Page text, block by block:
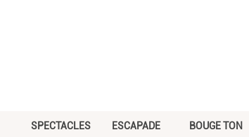
SPECTACLES ESCAPADE BOUGE TON